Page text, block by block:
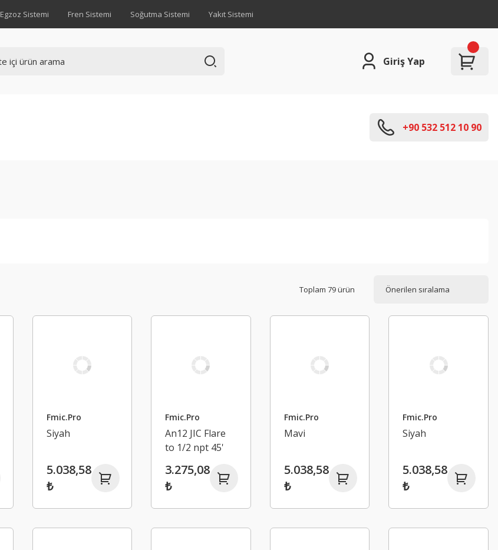
Egzoz Sistemi Fren Sistemi Soğutma Sistemi Yakıt Sistemi
Giriş Yap
+90 532 512 10 90
Toplam 79 ürün
Fmic.Pro
Siyah
5.038,58
₺
Fmic.Pro
An12 JIC Flare
to 1/2 npt 45'
Bağlantı
Adaptörü
3.275,08
₺
Fmic.Pro
Mavi
5.038,58
₺
Fmic.Pro
Siyah
5.038,58
₺